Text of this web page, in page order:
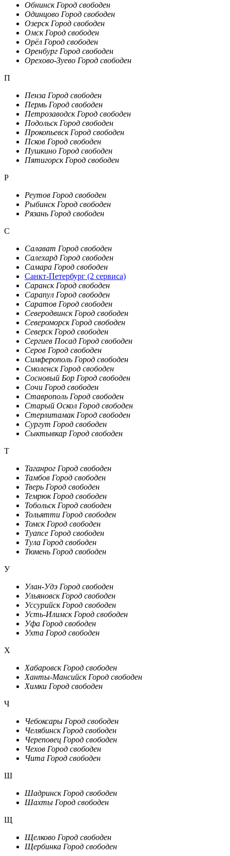
Обнинск Город свободен
Одинцово Город свободен
Озерск Город свободен
Омск Город свободен
Орёл Город свободен
Оренбург Город свободен
Орехово-Зуево Город свободен
П
Пенза Город свободен
Пермь Город свободен
Петрозаводск Город свободен
Подольск Город свободен
Прокопьевск Город свободен
Псков Город свободен
Пушкино Город свободен
Пятигорск Город свободен
Р
Реутов Город свободен
Рыбинск Город свободен
Рязань Город свободен
С
Салават Город свободен
Салехард Город свободен
Самара Город свободен
Санкт-Петербург (2 сервиса)
Саранск Город свободен
Сарапул Город свободен
Саратов Город свободен
Северодвинск Город свободен
Североморск Город свободен
Северск Город свободен
Сергиев Посад Город свободен
Серов Город свободен
Симферополь Город свободен
Смоленск Город свободен
Сосновый Бор Город свободен
Сочи Город свободен
Ставрополь Город свободен
Старый Оскол Город свободен
Стерлитамак Город свободен
Сургут Город свободен
Сыктывкар Город свободен
Т
Таганрог Город свободен
Тамбов Город свободен
Тверь Город свободен
Темрюк Город свободен
Тобольск Город свободен
Тольятти Город свободен
Томск Город свободен
Туапсе Город свободен
Тула Город свободен
Тюмень Город свободен
У
Улан-Удэ Город свободен
Ульяновск Город свободен
Уссурийск Город свободен
Усть-Илимск Город свободен
Уфа Город свободен
Ухта Город свободен
Х
Хабаровск Город свободен
Ханты-Мансийск Город свободен
Химки Город свободен
Ч
Чебоксары Город свободен
Челябинск Город свободен
Череповец Город свободен
Чехов Город свободен
Чита Город свободен
Ш
Шадринск Город свободен
Шахты Город свободен
Щ
Щелково Город свободен
Щербинка Город свободен